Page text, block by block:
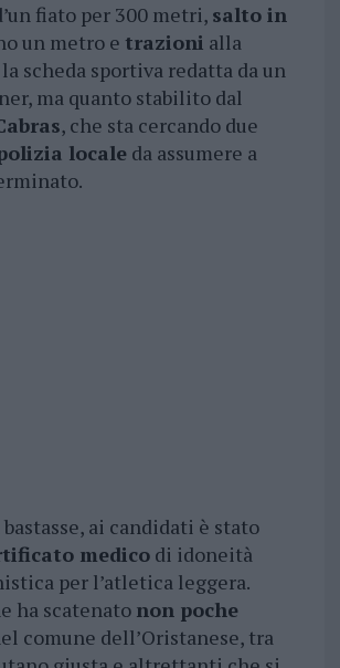
fiato per 300 metri, salto in
un metro e trazioni alla
la scheda sportiva redatta da un
ma quanto stabilito dal
, che sta cercando due
localeda assumere a
ai candidati è stato
medicodi idoneità
per l’atletica leggera.
ha scatenato non poche
comune dell’Oristanese, tra